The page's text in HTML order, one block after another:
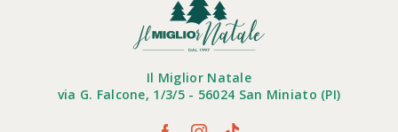
Il Miglior Natale
via G. Falcone, 1/3/5 - 56024 San Miniato (PI)